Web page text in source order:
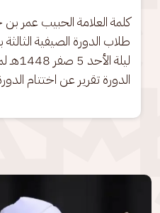
كلمة العلامة الحبيب عمر
طلاب الدورة الصيفية
ليلة
الدورة تقرير عن اختتام
الصورة